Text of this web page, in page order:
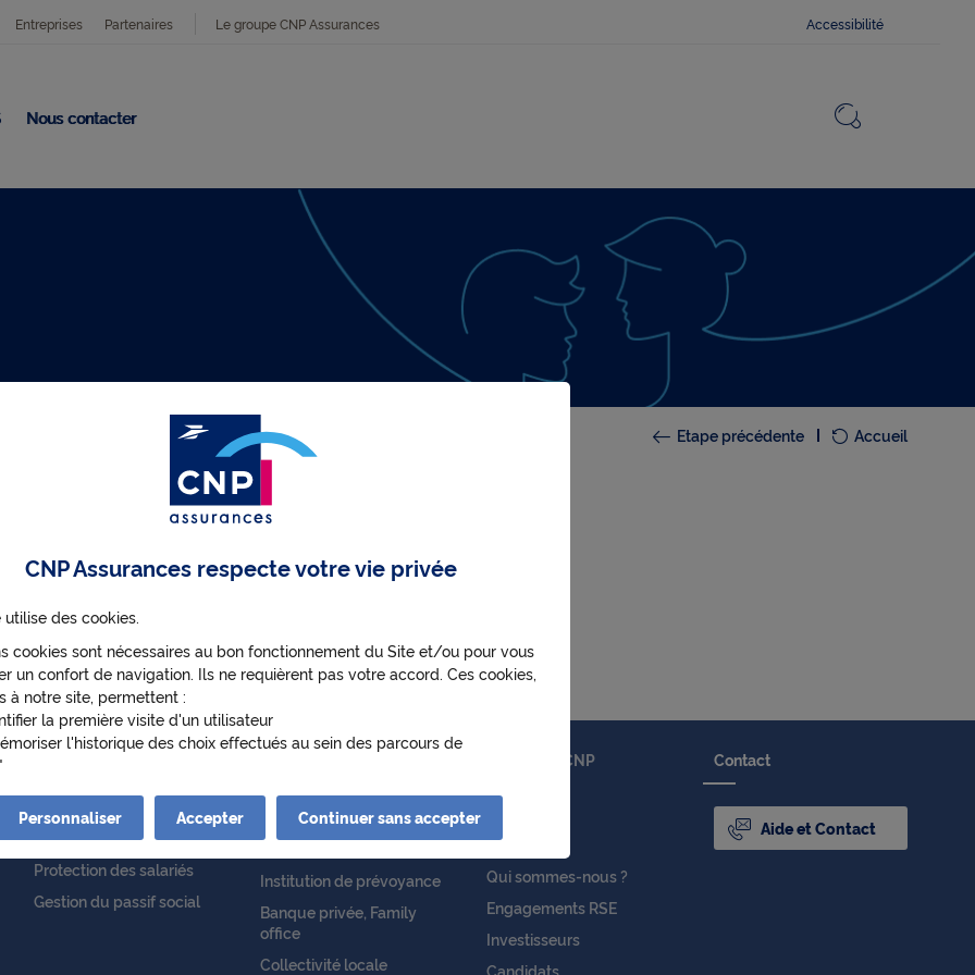
Entreprises Partenaires Le groupe CNP Assurances Accessibilité
Nous contacter
Etape précédente Accueil
Quelle est la nature de votre contrat ?
Assurance emprunteur
Epargne salariale et
retraite
Protection des salariés
Gestion du passif social
Mutuelle
Institution de prévoyance
Banque privée, Family
office
Collectivité locale
Le groupe CNP
Newsroom
Qui sommes-nous ?
Engagements RSE
Investisseurs
Candidats
Contact
Aide et Contact
CNP Assurances respecte votre vie privée
utilise des cookies.
cookies sont nécessaires au bon fonctionnement du Site et/ou pour vous
un confort de navigation. Ils ne requièrent pas votre accord. Ces cookies,
à notre site, permettent :
la première visite d'un utilisateur
l'historique des choix effectués au sein des parcours de
afin d'optimiser ses contenus et sa navigation.
cookies nécessitant votre accord pourront être déposés. Leurs finalités
suivantes :
de lire les vidéos qui proviennent de Youtube sur cnp.fr. Google
des données sur votre utilisation des vidéos Youtube et peut les utiliser à
l'interaction avec le réseau social LinkedIn et permettre à ce réseau
Personnaliser Accepter Continuer sans accepter